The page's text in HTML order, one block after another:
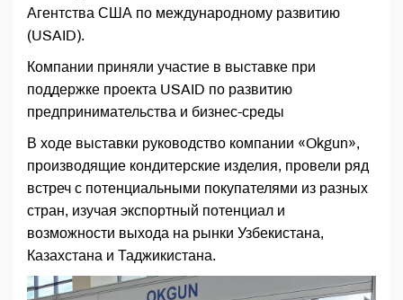
Агентства США по международному развитию
(USAID).
Компании приняли участие в выставке при
поддержке проекта USAID по развитию
предпринимательства и бизнес-среды
В ходе выставки руководство компании «Okgun»,
производящие кондитерские изделия, провели ряд
встреч с потенциальными покупателями из разных
стран, изучая экспортный потенциал и
возможности выхода на рынки Узбекистана,
Казахстана и Таджикистана.